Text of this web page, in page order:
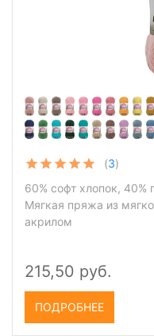
(3)
60% софт хлопок,
Мягкая пряжа из
акрилом
215,50 руб.
ПОДРОБНЕЕ